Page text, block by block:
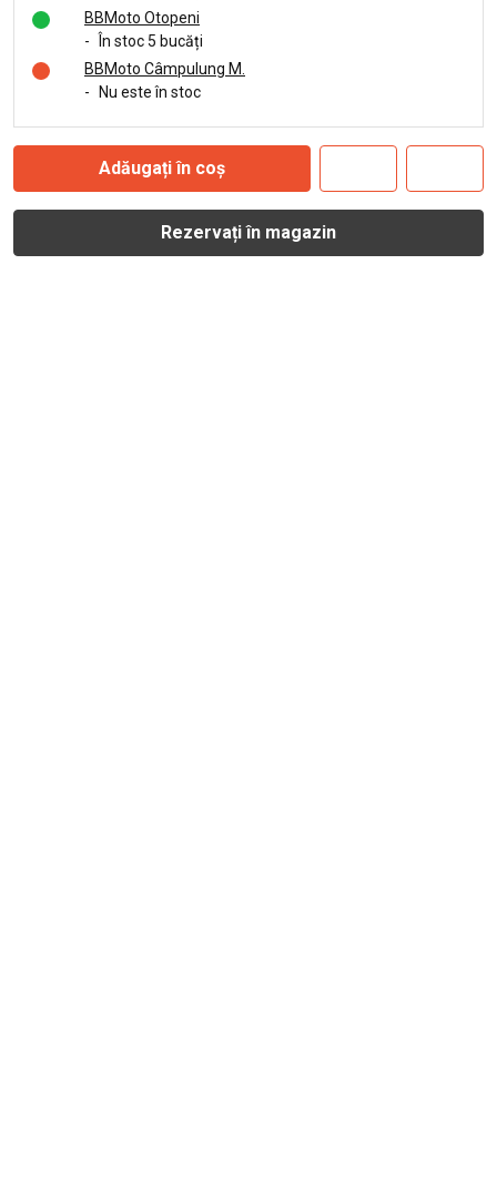
BBMoto Otopeni
-
În stoc 5 bucăți
BBMoto Câmpulung M.
-
Nu este în stoc
Adăugați în coș
Rezervați în magazin